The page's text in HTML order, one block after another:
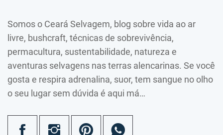
Somos o Ceará Selvagem, blog sobre vida ao ar
livre, bushcraft, técnicas de sobrevivência,
permacultura, sustentabilidade, natureza e
aventuras selvagens nas terras alencarinas. Se você
gosta e respira adrenalina, suor, tem sangue no olho
o seu lugar sem dúvida é aqui má…